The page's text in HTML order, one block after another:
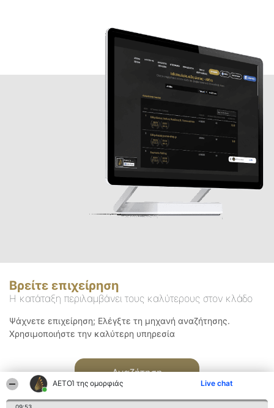
ΑΕΤΟΊ της ομορφιάς Live chat
Βρείτε επιχείρηση
Η κατάταξη περιλαμβάνει τους καλύτερους στον κλάδο
Ψάχνετε επιχείρηση; Ελέγξτε τη μηχανή αναζήτησης.
Χρησιμοποιήστε την καλύτερη υπηρεσία
Αναζήτηση